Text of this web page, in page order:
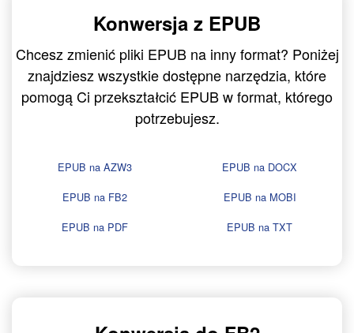
Konwersja z EPUB
Chcesz zmienić pliki EPUB na inny format? Poniżej
znajdziesz wszystkie dostępne narzędzia, które
pomogą Ci przekształcić EPUB w format, którego
potrzebujesz.
EPUB na AZW3
EPUB na DOCX
EPUB na FB2
EPUB na MOBI
EPUB na PDF
EPUB na TXT